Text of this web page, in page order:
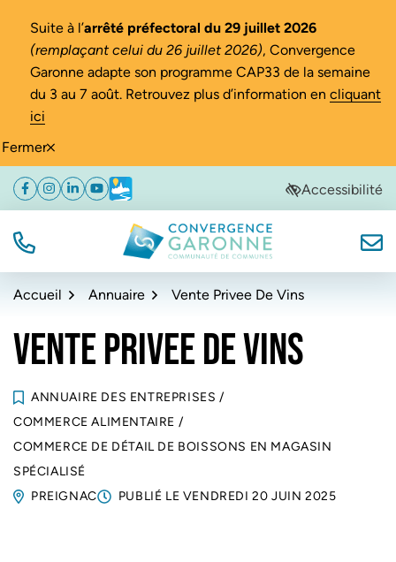
Fermer
Suite à l’arrêté préfectoral du 29 juillet 2026
(remplaçant celui du 26 juillet 2026), Convergence
Garonne adapte son programme CAP33 de la semaine
du 3 au 7 août. Retrouvez plus d’information en cliquant
ici
Aller
navigation
Aller
au
Aller
au
de
Facebook
(ouverture dans un nouvel onglet)
Instagram
(ouverture dans un nouvel onglet)
Linkedin
(ouverture dans un nouvel onglet)
YouTube
(ouverture dans un nouvel onglet)
Météo
(ouverture dans un nouvel onglet)Accessibilité
TÉL. Convergence Garonne
Accueil Annuaire Vente Privee De Vins
VENTE PRIVEE DE VINS
ANNUAIRE DES ENTREPRISES /
COMMERCE ALIMENTAIRE /
COMMERCE DE DÉTAIL DE BOISSONS EN MAGASIN
SPÉCIALISÉ
PREIGNAC
PUBLIÉ LE VENDREDI 20 JUIN 2025